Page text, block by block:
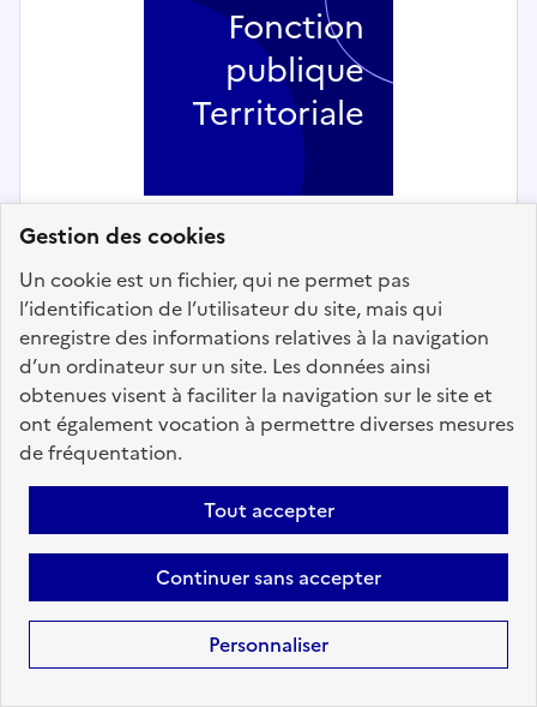
Gestion des cookies
Un cookie est un fichier, qui ne permet pas
l’identification de l’utilisateur du site, mais qui
enregistre des informations relatives à la navigation
d’un ordinateur sur un site. Les données ainsi
obtenues visent à faciliter la navigation sur le site et
ont également vocation à permettre diverses mesures
de fréquentation.
Tout accepter
Continuer sans accepter
Personnaliser
AGENT D'ACCUEIL ET
D'EXPLOITATION DES
ÉQUIPEMENTS SPORTIFS H/F -
Mairie d'ORSAY
Relation à l'usager
Fonction publique :
Fonction publique Territoriale
Employeur :
Communes
En ligne depuis le 09 juillet 2026
Fonction
publique
Territoriale